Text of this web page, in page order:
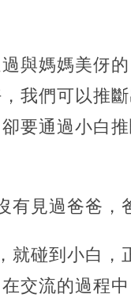
與媽媽美伢
我們可以推
要通過小白
有見過爸爸，
就碰到小白
交流的過程